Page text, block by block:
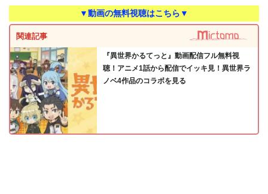
▼動画の無料視聴はこちら▼
関連記事
『異世界かるてっと』動画配信フル無料視
聴！アニメ1話から配信でイッキ見！異世界ラ
ノベ4作品のコラボを見る